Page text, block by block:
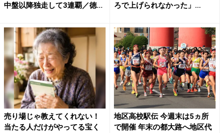
中盤以降独走して3連覇／徳...
ろで上げられなかった」...
売り場じゃ教えてくれない！
当たる人だけがやってる宝く
地区高校駅伝 今週末は5ヵ所
で開催 年末の都大路へ地区代